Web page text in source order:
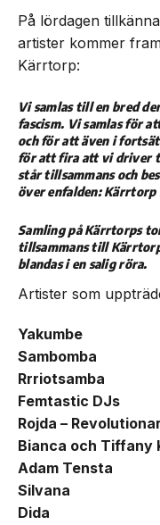
På lördagen
artister kommer
Kärrtorp:
Vi samlas till en bred
fascism. Vi samlas för
och för att även i
för att fira att vi driver
står tillsammans och
över enfalden:
Samling på Kärrtorps
tillsammans till
blandas i en salig röra.
Artister som
Yakumbe
Sambomba
Rrriotsamba
Femtastic DJs
Rojda –
Bianca och Tiffany
Adam Tensta
Silvana
Dida